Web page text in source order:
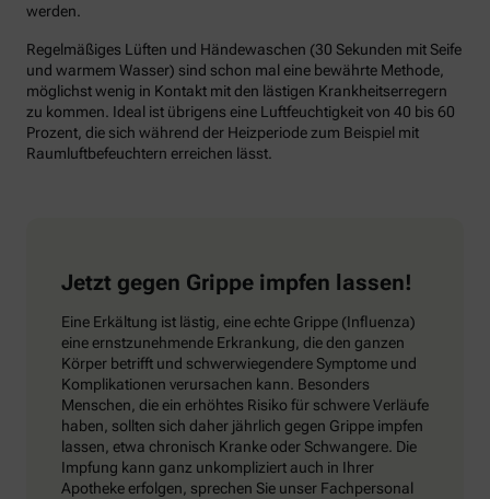
werden.
Regelmäßiges Lüften und Händewaschen (30 Sekunden mit Seife
und warmem Wasser) sind schon mal eine bewährte Methode,
möglichst wenig in Kontakt mit den lästigen Krankheitserregern
zu kommen. Ideal ist übrigens eine Luftfeuchtigkeit von 40 bis 60
Prozent, die sich während der Heizperiode zum Beispiel mit
Raumluftbefeuchtern erreichen lässt.
Jetzt gegen Grippe impfen lassen!
Eine Erkältung ist lästig, eine echte Grippe (Influenza)
eine ernstzunehmende Erkrankung, die den ganzen
Körper betrifft und schwerwiegendere Symptome und
Komplikationen verursachen kann. Besonders
Menschen, die ein erhöhtes Risiko für schwere Verläufe
haben, sollten sich daher jährlich gegen Grippe impfen
lassen, etwa chronisch Kranke oder Schwangere. Die
Impfung kann ganz unkompliziert auch in Ihrer
Apotheke erfolgen, sprechen Sie unser Fachpersonal